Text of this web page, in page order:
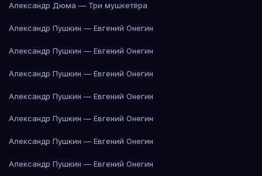
Александр Дюма — Три мушкетёра
Александр Пушкин — Евгений Онегин
Александр Пушкин — Евгений Онегин
Александр Пушкин — Евгений Онегин
Александр Пушкин — Евгений Онегин
Александр Пушкин — Евгений Онегин
Александр Пушкин — Евгений Онегин
Александр Пушкин — Евгений Онегин